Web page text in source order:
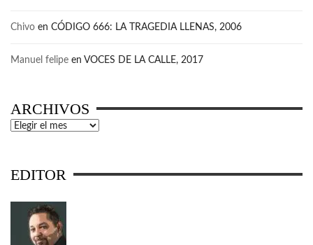
Chivo en CÓDIGO 666: LA TRAGEDIA LLENAS, 2006
Manuel felipe en VOCES DE LA CALLE, 2017
ARCHIVOS
Archivos
EDITOR